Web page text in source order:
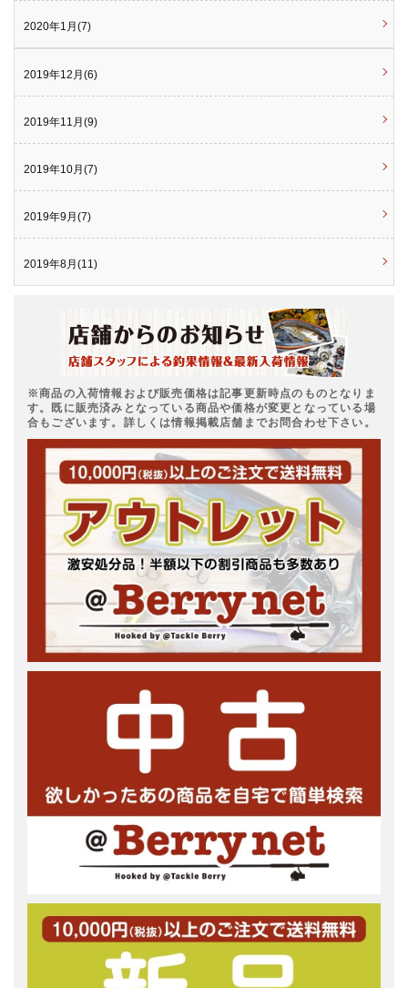
2020年1月(7)
2019年12月(6)
2019年11月(9)
2019年10月(7)
2019年9月(7)
2019年8月(11)
※商品の入荷情報および販売価格は記事更新時点のものとなりま
す。既に販売済みとなっている商品や価格が変更となっている場
合もございます。詳しくは情報掲載店舗までお問合わせ下さい。